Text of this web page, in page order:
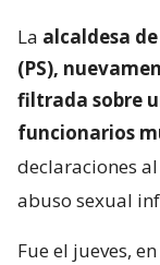
La alcaldesa
(PS),
filtrada sobre
funcionarios
declaraciones
abuso sexual
Fue el jueves,